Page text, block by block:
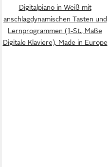
Digitalpiano in Weiß mit
anschlagdynamischen Tasten und
Lernprogrammen (1-St., Maße
Digitale Klaviere), Made in Europe